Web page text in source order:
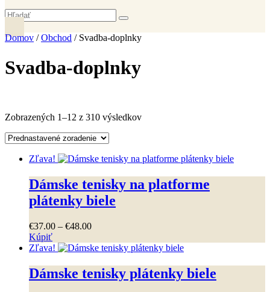
Domov /Obchod / Svadba-doplnky
Svadba-doplnky
Zobrazených 1–12 z 310 výsledkov
Zľava!
Dámske tenisky na platforme
plátenky biele
€37.00 – €48.00Price
€37.00
€48.00
Kúpiť
Tento
má
viacero
Zľava!
Dámske tenisky plátenky biele